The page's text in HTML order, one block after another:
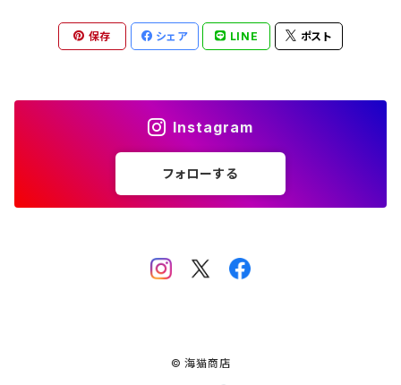
保存 シェア LINE ポスト
Instagram
フォローする
© 海猫商店